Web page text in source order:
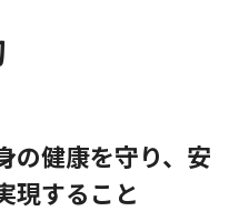
の健康を守り、安
現すること